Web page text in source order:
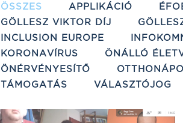
ÖSSZES APPLIKÁCIÓ
GÖLLESZ VIKTOR DÍJ
INCLUSION EUROPE
KORONAVÍRUS
ÖNÁLLÓ
ÖNÉRVÉNYESÍTŐ
TÁMOGATÁS
VÁLASZTÓJOG